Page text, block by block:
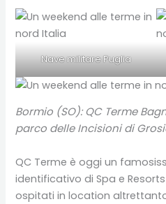
Nave militare Puglia
Bormio (SO): QC Terme
parco delle Incisioni di
QC Terme è oggi un
identificativo di Spa e
ospitati in location